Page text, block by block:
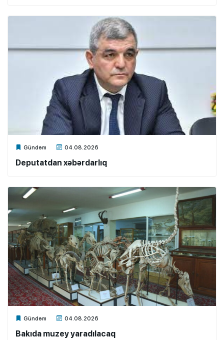
Gündəm 04.08.2026
Xalq.Online
Deputatdan xəbərdarlıq
Gündəm 04.08.2026
Xalq.Online
Bakıda muzey yaradılacaq